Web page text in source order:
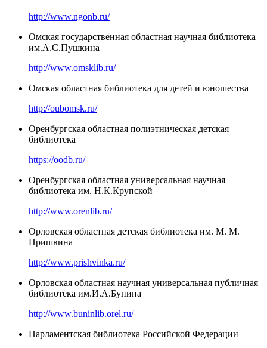
http://www.ngonb.ru/
Омская государственная областная научная библиотека
им.А.С.Пушкина
http://www.omsklib.ru/
Омская областная библиотека для детей и юношества
http://oubomsk.ru/
Оренбургская областная полиэтническая детская
библиотека
https://oodb.ru/
Оренбургская областная универсальная научная
библиотека им. Н.К.Крупской
http://www.orenlib.ru/
Орловская областная детская библиотека им. М. М.
Пришвина
http://www.prishvinka.ru/
Орловская областная научная универсальная публичная
библиотека им.И.А.Бунина
http://www.buninlib.orel.ru/
Парламентская библиотека Российской Федерации